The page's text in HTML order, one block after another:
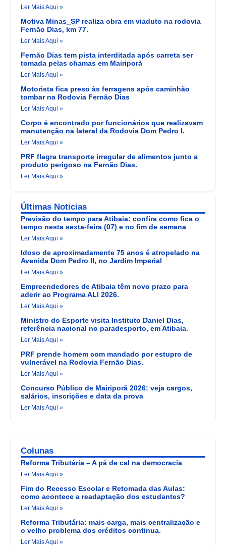
Ler Mais Aqui »
Motiva Minas_SP realiza obra em viaduto na rodovia
Fernão Dias, km 77.
Ler Mais Aqui »
Fernão Dias tem pista interditada após carreta ser
tomada pelas chamas em Mairiporã
Ler Mais Aqui »
Motorista fica preso às ferragens após caminhão
tombar na Rodovia Fernão Dias
Ler Mais Aqui »
Corpo é encontrado por funcionários que realizavam
manutenção na lateral da Rodovia Dom Pedro I.
Ler Mais Aqui »
PRF flagra transporte irregular de alimentos junto a
produto perigoso na Fernão Dias.
Ler Mais Aqui »
Últimas Noticias
Previsão do tempo para Atibaia: confira como fica o
tempo nesta sexta-feira (07) e no fim de semana
Ler Mais Aqui »
Idoso de aproximadamente 75 anos é atropelado na
Avenida Dom Pedro II, no Jardim Imperial
Ler Mais Aqui »
Empreendedores de Atibaia têm novo prazo para
aderir ao Programa ALI 2026.
Ler Mais Aqui »
Ministro do Esporte visita Instituto Daniel Dias,
referência nacional no paradesporto, em Atibaia.
Ler Mais Aqui »
PRF prende homem com mandado por estupro de
vulnerável na Rodovia Fernão Dias.
Ler Mais Aqui »
Concurso Público de Mairiporã 2026: veja cargos,
salários, inscrições e data da prova
Ler Mais Aqui »
Colunas
Reforma Tributária – A pá de cal na democracia
Ler Mais Aqui »
Fim do Recesso Escolar e Retomada das Aulas:
como acontece a readaptação dos estudantes?
Ler Mais Aqui »
Reforma Tributária: mais carga, mais centralização e
o velho problema dos créditos continua.
Ler Mais Aqui »